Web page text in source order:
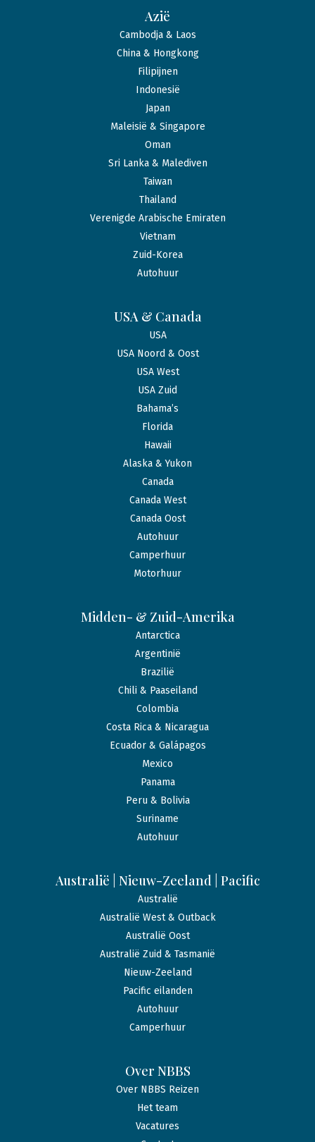
Azië
Cambodja & Laos
China & Hongkong
Filipijnen
Indonesië
Japan
Maleisië & Singapore
Oman
Sri Lanka & Malediven
Taiwan
Thailand
Verenigde Arabische Emiraten
Vietnam
Zuid-Korea
Autohuur
USA & Canada
USA
USA Noord & Oost
USA West
USA Zuid
Bahama’s
Florida
Hawaii
Alaska & Yukon
Canada
Canada West
Canada Oost
Autohuur
Camperhuur
Motorhuur
Midden- & Zuid-Amerika
Antarctica
Argentinië
Brazilië
Chili & Paaseiland
Colombia
Costa Rica & Nicaragua
Ecuador & Galápagos
Mexico
Panama
Peru & Bolivia
Suriname
Autohuur
Australië | Nieuw-Zeeland | Pacific
Australië
Australië West & Outback
Australië Oost
Australië Zuid & Tasmanië
Nieuw-Zeeland
Pacific eilanden
Autohuur
Camperhuur
Over NBBS
Over NBBS Reizen
Het team
Vacatures